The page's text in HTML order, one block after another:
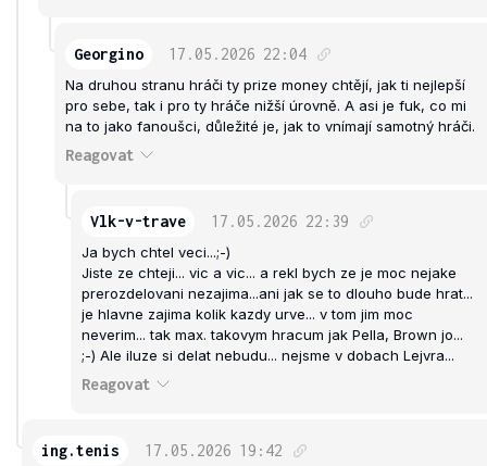
Georgino 17.05.2026 22:04
Na druhou stranu hráči ty prize money chtějí, jak ti nejlepší
pro sebe, tak i pro ty hráče nižší úrovně. A asi je fuk, co mi
na to jako fanoušci, důležité je, jak to vnímají samotný hráči.
Reagovat
Vlk-v-trave 17.05.2026 22:39
Ja bych chtel veci...;-)
Jiste ze chteji... vic a vic... a rekl bych ze je moc nejake
prerozdelovani nezajima...ani jak se to dlouho bude hrat...
je hlavne zajima kolik kazdy urve... v tom jim moc
neverim... tak max. takovym hracum jak Pella, Brown jo...
;-) Ale iluze si delat nebudu... nejsme v dobach Lejvra...
Reagovat
ing.tenis 17.05.2026 19:42